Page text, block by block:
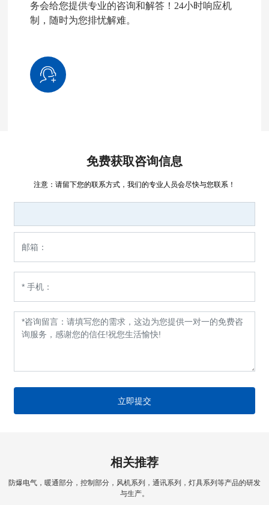
务会给您提供专业的咨询和解答！24小时响应机
制，随时为您排忧解难。
免费获取咨询信息
注意：请留下您的联系方式，我们的专业人员会尽快与您联系！
立即提交
相关推荐
防爆电气，暖通部分，控制部分，风机系列，通讯系列，灯具系列等产品的研发
与生产。